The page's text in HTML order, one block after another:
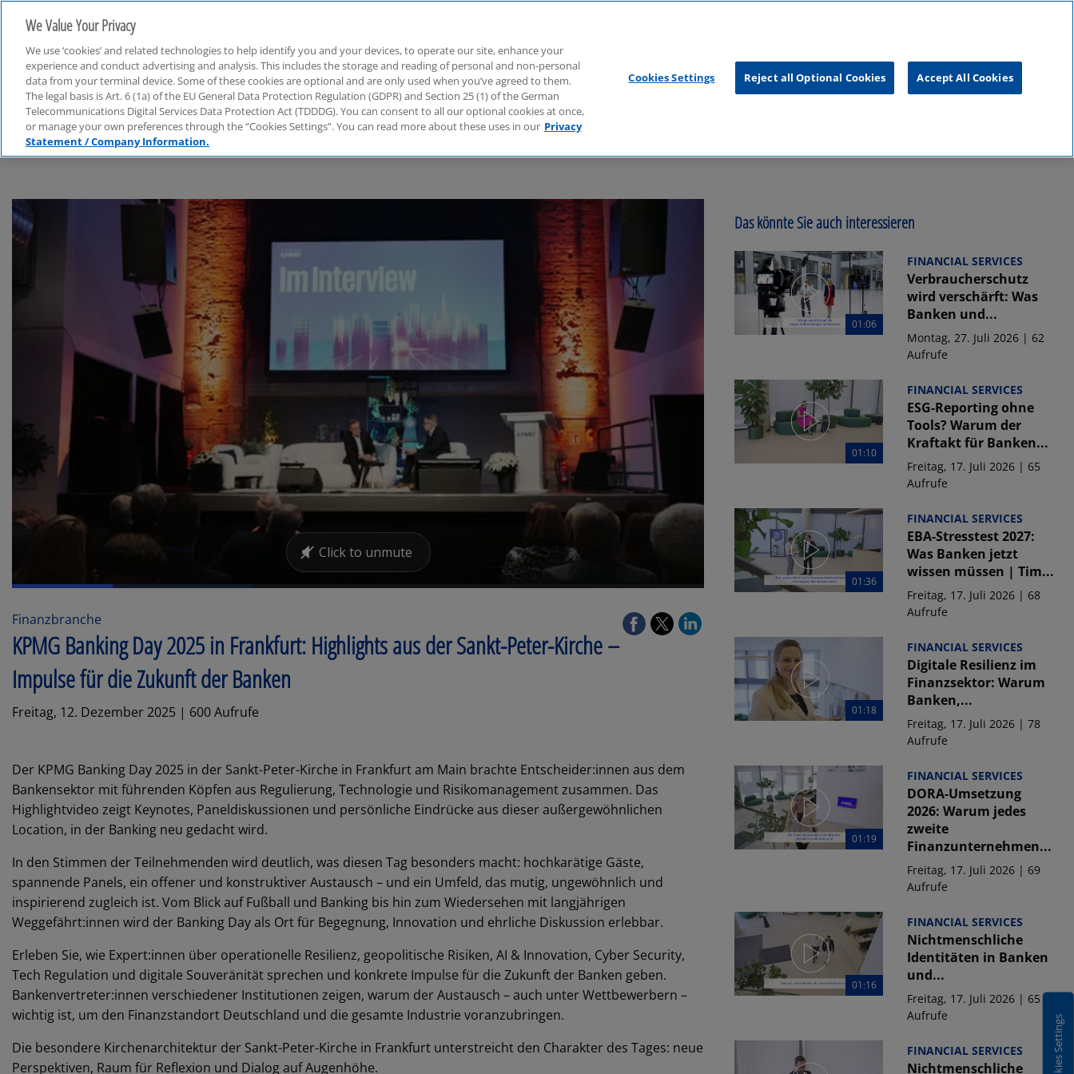
Finanzbranche
Finanzbranche
KPMG Banking Day 2025 in Frankfurt: Highlights aus der Sankt-Peter-Kirche –
Impulse für die Zukunft der Banken
Freitag, 12. Dezember 2025 | 600 Aufrufe
Der KPMG Banking Day 2025 in der Sankt-Peter-Kirche in Frankfurt am Main brachte Entscheider:innen aus dem
Bankensektor mit führenden Köpfen aus Regulierung, Technologie und Risikomanagement zusammen. Das
Highlightvideo zeigt Keynotes, Paneldiskussionen und persönliche Eindrücke aus dieser außergewöhnlichen
Location, in der Banking neu gedacht wird.
In den Stimmen der Teilnehmenden wird deutlich, was diesen Tag besonders macht: hochkarätige Gäste,
spannende Panels, ein offener und konstruktiver Austausch – und ein Umfeld, das mutig, ungewöhnlich und
inspirierend zugleich ist. Vom Blick auf Fußball und Banking bis hin zum Wiedersehen mit langjährigen
Weggefährt:innen wird der Banking Day als Ort für Begegnung, Innovation und ehrliche Diskussion erlebbar.
Erleben Sie, wie Expert:innen über operationelle Resilienz, geopolitische Risiken, AI & Innovation, Cyber Security,
Tech Regulation und digitale Souveränität sprechen und konkrete Impulse für die Zukunft der Banken geben.
Bankenvertreter:innen verschiedener Institutionen zeigen, warum der Austausch – auch unter Wettbewerbern –
wichtig ist, um den Finanzstandort Deutschland und die gesamte Industrie voranzubringen.
Die besondere Kirchenarchitektur der Sankt-Peter-Kirche in Frankfurt unterstreicht den Charakter des Tages: neue
Perspektiven, Raum für Reflexion und Dialog auf Augenhöhe.
Das könnte Sie auch interessieren
01:06
FINANCIAL SERVICES
Verbraucherschutz
wird verschärft: Was
Banken und...
Montag, 27. Juli 2026 | 62
Aufrufe
01:10
FINANCIAL SERVICES
ESG-Reporting ohne
Tools? Warum der
Kraftakt für Banken...
Freitag, 17. Juli 2026 | 65
Aufrufe
01:36
FINANCIAL SERVICES
EBA-Stresstest 2027:
Was Banken jetzt
wissen müssen | Tim...
Freitag, 17. Juli 2026 | 68
Aufrufe
01:18
FINANCIAL SERVICES
Digitale Resilienz im
Finanzsektor: Warum
Banken,...
Freitag, 17. Juli 2026 | 78
Aufrufe
01:19
FINANCIAL SERVICES
DORA-Umsetzung
2026: Warum jedes
zweite
Finanzunternehmen...
Freitag, 17. Juli 2026 | 69
Aufrufe
01:16
FINANCIAL SERVICES
Nichtmenschliche
Identitäten in Banken
und...
Freitag, 17. Juli 2026 | 65
Aufrufe
FINANCIAL SERVICES
Nichtmenschliche
Cookies Settings
We Value Your Privacy
We use ‘cookies’ and related technologies to help identify you and your devices, to operate our site, enhance your
experience and conduct advertising and analysis. This includes the storage and reading of personal and non-personal
data from your terminal device. Some of these cookies are optional and are only used when you’ve agreed to them.
The legal basis is Art. 6 (1a) of the EU General Data Protection Regulation (GDPR) and Section 25 (1) of the German
Telecommunications Digital Services Data Protection Act (TDDDG). You can consent to all our optional cookies at once,
or manage your own preferences through the “Cookies Settings”. You can read more about these uses in our Privacy
Statement / Company Information.
Cookies Settings Reject all Optional Cookies Accept All Cookies